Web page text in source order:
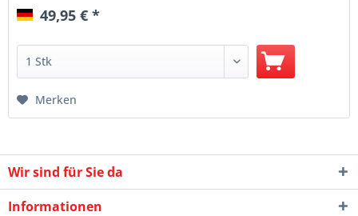
49,95 € *
Merken
Wir sind für Sie da
Informationen